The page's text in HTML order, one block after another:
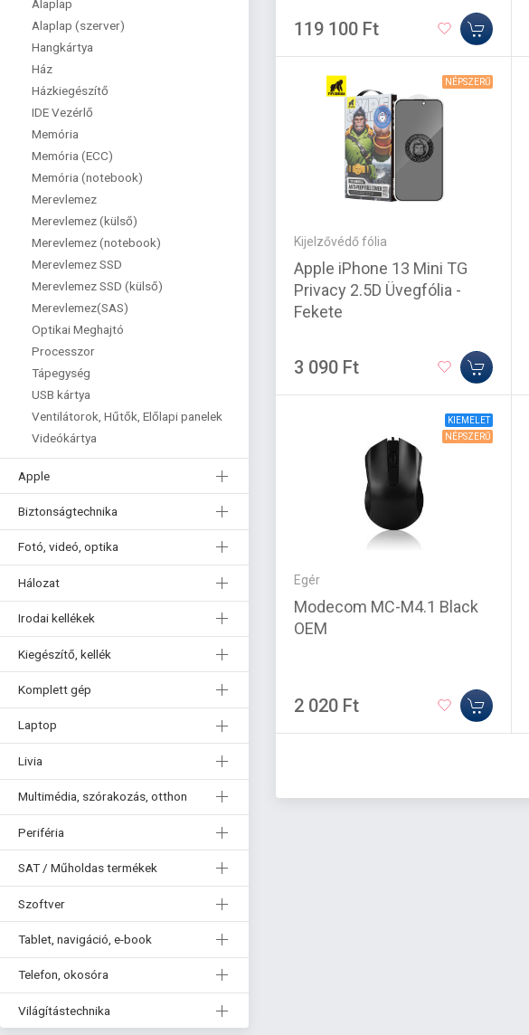
Alaplap
Alaplap (szerver)
Hangkártya
Ház
Házkiegészítő
IDE Vezérlő
Memória
Memória (ECC)
Memória (notebook)
Merevlemez
Merevlemez (külső)
Merevlemez (notebook)
Merevlemez SSD
Merevlemez SSD (külső)
Merevlemez(SAS)
Optikai Meghajtó
Processzor
Tápegység
USB kártya
Ventilátorok, Hűtők, Előlapi panelek
Videókártya
Apple
Biztonságtechnika
Fotó, videó, optika
Hálozat
Irodai kellékek
Kiegészítő, kellék
Komplett gép
Laptop
Livia
Multimédia, szórakozás, otthon
Periféria
SAT / Műholdas termékek
Szoftver
Tablet, navigáció, e-book
Telefon, okosóra
Világítástechnika
119 100 Ft
NÉPSZERŰ
Kijelzővédő fólia
Apple iPhone 13 Mini TG
Privacy 2.5D Üvegfólia -
Fekete
3 090 Ft
KIEMELET
NÉPSZERŰ
Egér
Modecom MC-M4.1 Black
OEM
2 020 Ft